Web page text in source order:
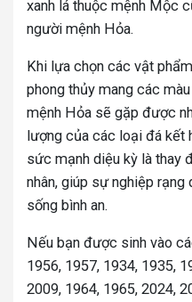
xanh lá thuộc mệnh Mộc
người mệnh Hỏa.
Khi lựa chọn các vật
phong thủy mang các
mệnh Hỏa sẽ gặp được
lượng của các loại đá kết
sức mạnh diệu kỳ là thay
nhân, giúp sự nghiệp rạng
sống bình an.
Nếu bạn được sinh vào
1956, 1957, 1934, 1935,
2009, 1964, 1965, 2024,